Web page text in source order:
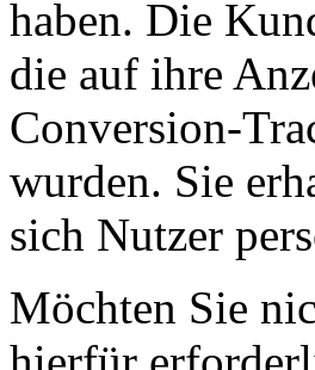
haben. Die
die auf ihre
Conversion-
wurden. Sie
sich Nutzer
Möchten Sie